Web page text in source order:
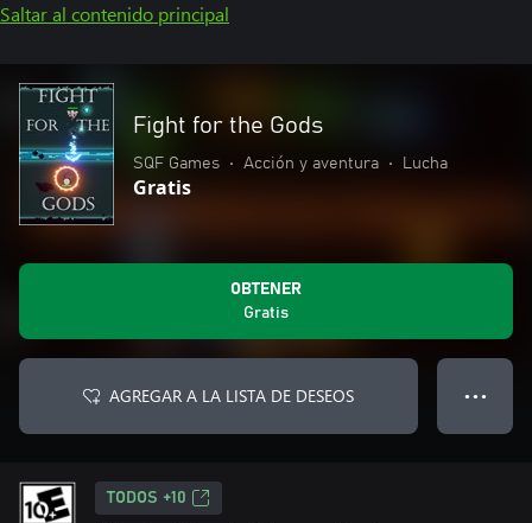
Saltar al contenido principal
Fight for the Gods
SQF Games • Acción y aventura • Lucha
Gratis
OBTENER
Gratis
AGREGAR A LA LISTA DE DESEOS ● ● ●
TODOS +10